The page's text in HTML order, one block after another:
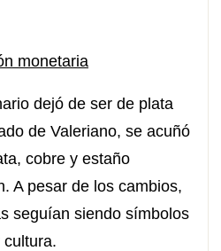
monetaria
dejó de ser de plata
de Valeriano, se acuñó
cobre y estaño
A pesar de los cambios,
seguían siendo símbolos
cultura.